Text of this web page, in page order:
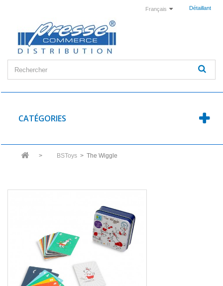
Détaillant
Français
CATÉGORIES
> BSToys > The Wiggle